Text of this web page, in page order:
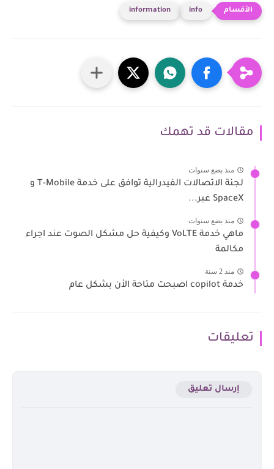
info
information
مقالات قد تهمك
منذ بضع سنوات
لجنة الاتصالات الفيدرالية توافق على خدمة T-Mobile و
SpaceX عبر...
منذ بضع سنوات
ماهي خدمة VoLTE وكيفية حل مشكل الصوت عند اجراء
مكالمة
منذ 2 سنة
خدمة copilot اصبحت متاحة الأن بشكل عام
تعليقات
إرسال تعليق